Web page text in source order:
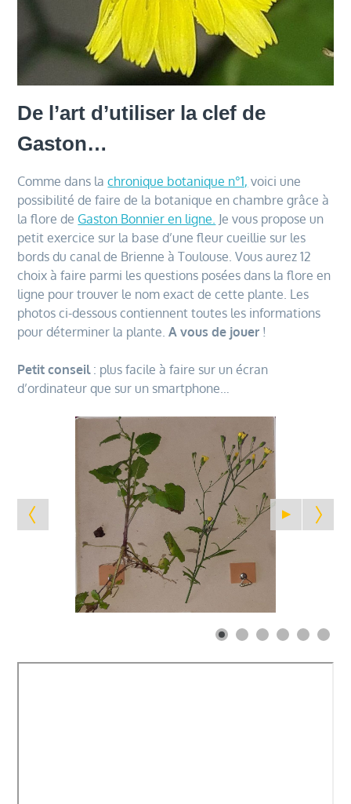
De l’art d’utiliser la clef de
Gaston…
Comme dans lachronique botanique n°1, voici une
possibilité de faire de la botanique en chambre grâce à
la flore de Gaston Bonnier en ligne. Je vous propose un
petit exercice sur la base d’une fleur cueillie sur les
bords du canal de Brienne à Toulouse. Vous aurez12
choix à faire parmi les questions posées dans la flore en
ligne pour trouver le nom exact de cette plante. Les
photos ci-dessous contiennent toutes les informations
pour déterminer la plante. A vous de jouer !
Petit conseil: plus facile à faire sur un écran
d’ordinateur que sur un smartphone…